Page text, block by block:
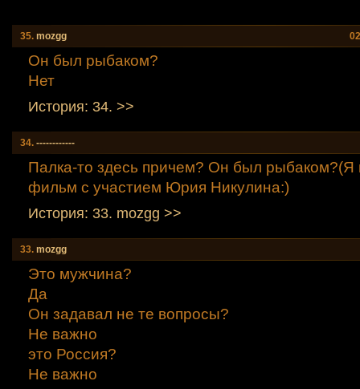
35. mozgg
Он был рыбаком?
Нет
История: 34. >>
34. ------------
Палка-то здесь причем? Он был рыбаком?(Я
фильм с участием Юрия Никулина:)
История: 33. mozgg >>
33. mozgg
Это мужчина?
Да
Он задавал не те вопросы?
Не важно
это Россия?
Не важно